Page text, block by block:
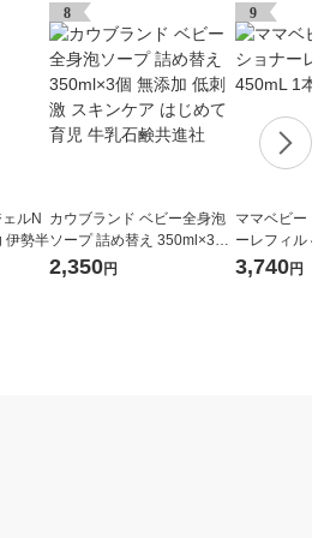
ルN
伊勢半
8
カウブランド ベビー全身泡
ソープ 詰め替え 350ml×3個
無添加 低刺激 スキンケア は
じめて育児 牛乳石鹸共進社
2,350円
9
ママベビー コ
ーレフィル
3,740円